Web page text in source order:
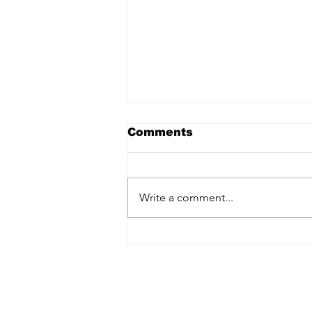
Comments
Write a comment...